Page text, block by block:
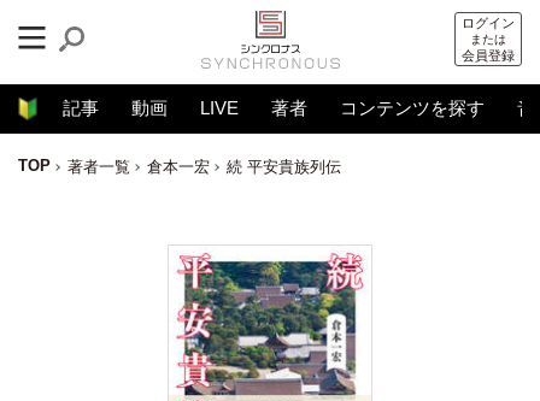
ログイン
または
会員登録
記事 動画 LIVE 著者 コンテンツを探す 音
TOP 著者一覧 倉本一宏 続 平安貴族列伝